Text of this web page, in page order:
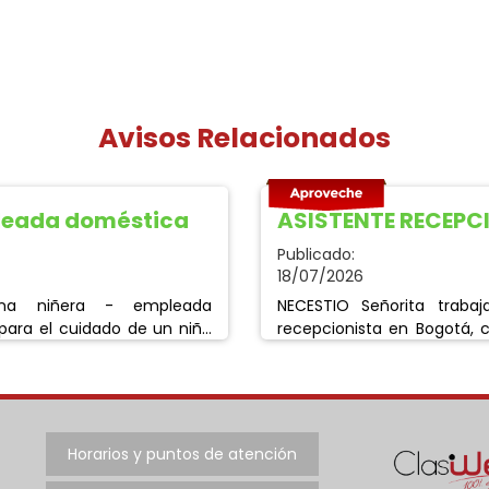
Avisos Relacionados
doméstica
el cuidado de un niño
experiencia 2 años en
no cumple con esto datos
ASISTENTE
Publicado:
18/07/2026
NECESTIO Señorita trabajar como asistente
recepcionista en Bogotá, con, sin experiencia.
Horarios y puntos de atención